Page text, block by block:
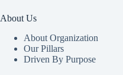
About Us
About Organization
Our Pillars
Driven By Purpose​